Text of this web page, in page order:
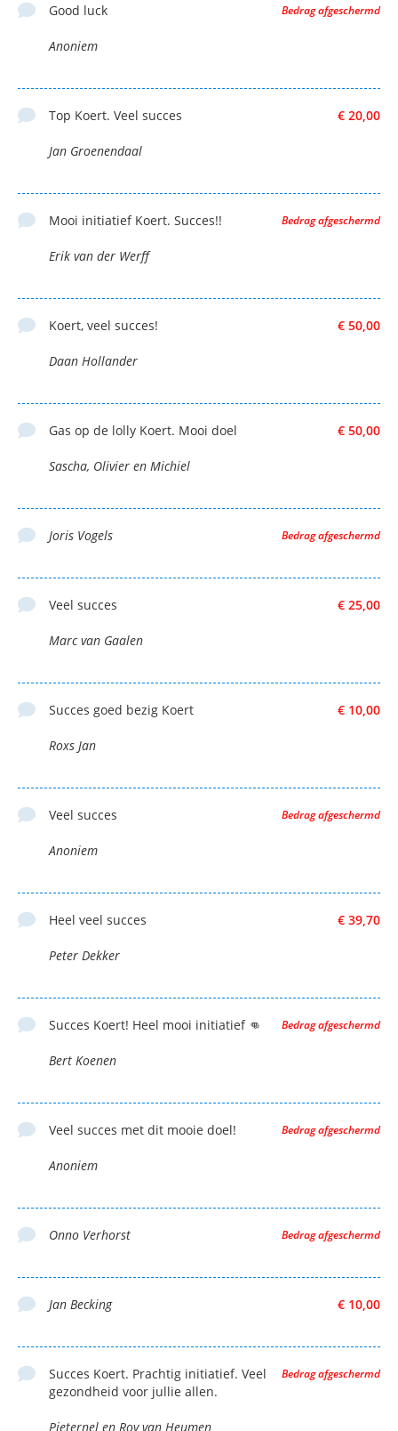
Bedrag afgeschermd
Good luck
Anoniem
€ 20,00
Top Koert. Veel succes
Jan Groenendaal
Bedrag afgeschermd
Mooi initiatief Koert. Succes!!
Erik van der Werff
€ 50,00
Koert, veel succes!
Daan Hollander
€ 50,00
Gas op de lolly Koert. Mooi doel
Sascha, Olivier en Michiel
Bedrag afgeschermd
Joris Vogels
€ 25,00
Veel succes
Marc van Gaalen
€ 10,00
Succes goed bezig Koert
Roxs Jan
Bedrag afgeschermd
Veel succes
Anoniem
€ 39,70
Heel veel succes
Peter Dekker
Bedrag afgeschermd
Succes Koert! Heel mooi initiatief 👊
Bert Koenen
Bedrag afgeschermd
Veel succes met dit mooie doel!
Anoniem
Bedrag afgeschermd
Onno Verhorst
€ 10,00
Jan Becking
Bedrag afgeschermd
Succes Koert. Prachtig initiatief. Veel
gezondheid voor jullie allen.
Pieternel en Roy van Heumen